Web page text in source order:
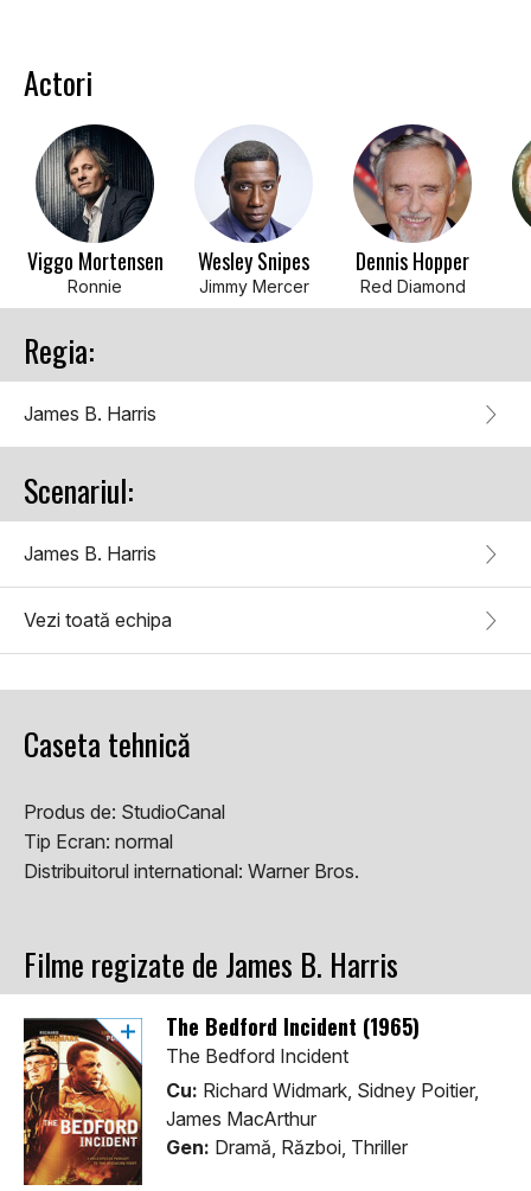
Actori
Viggo Mortensen
Ronnie
Wesley Snipes
Jimmy Mercer
Dennis Hopper
Red Diamond
Regia:
James B. Harris
Scenariul:
James B. Harris
Vezi toată echipa
Caseta tehnică
Produs de: StudioCanal
Tip Ecran: normal
Distribuitorul international: Warner Bros.
Filme regizate de James B. Harris
The Bedford Incident (1965)
The Bedford Incident
Cu: Richard Widmark, Sidney Poitier,
James MacArthur
Gen: Dramă, Război, Thriller